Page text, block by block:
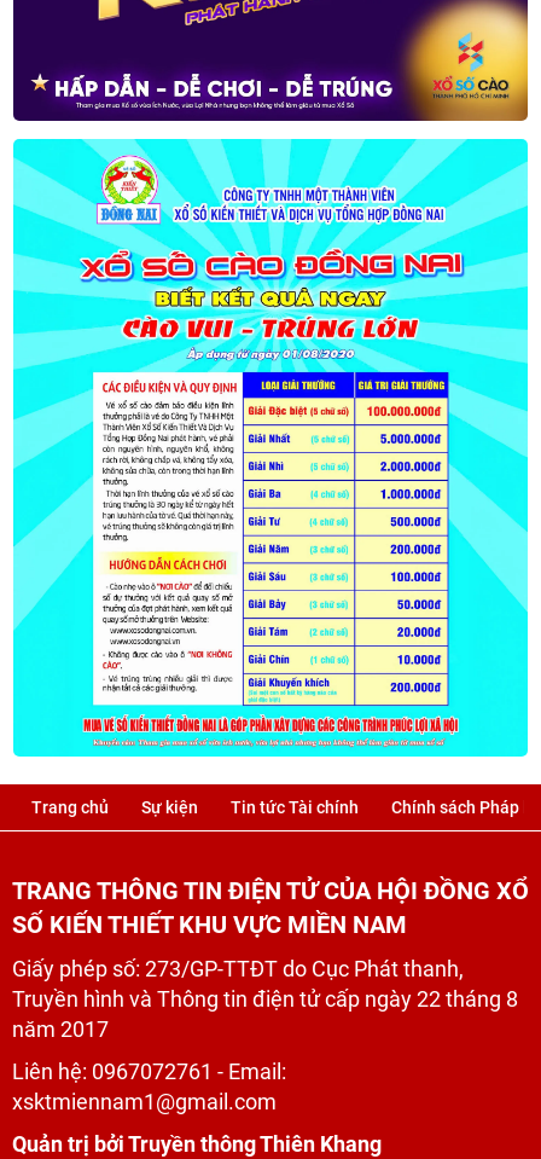
Trang chủ Sự kiện Tin tức Tài chính Chính sách Pháp
TRANG THÔNG TIN ĐIỆN TỬ CỦA HỘI ĐỒNG XỔ
SỐ KIẾN THIẾT KHU VỰC MIỀN NAM
Giấy phép số: 273/GP-TTĐT do Cục Phát thanh,
Truyền hình và Thông tin điện tử cấp ngày 22 tháng 8
năm 2017
Liên hệ: 0967072761 - Email:
xsktmiennam1@gmail.com
Quản trị bởi Truyền thông Thiên Khang